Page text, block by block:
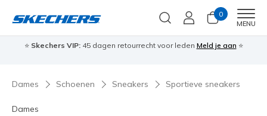
0
MENU
⭐ Skechers VIP:45 dagen retourrecht voor leden Meld je aan ⭐
Dames Schoenen Sneakers Sportieve sneakers
Dames